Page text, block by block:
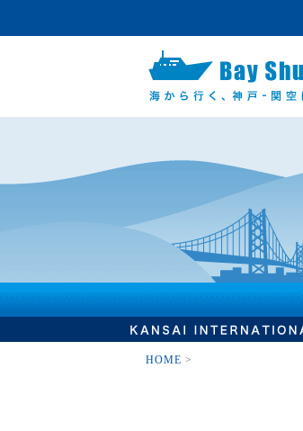
HOME >